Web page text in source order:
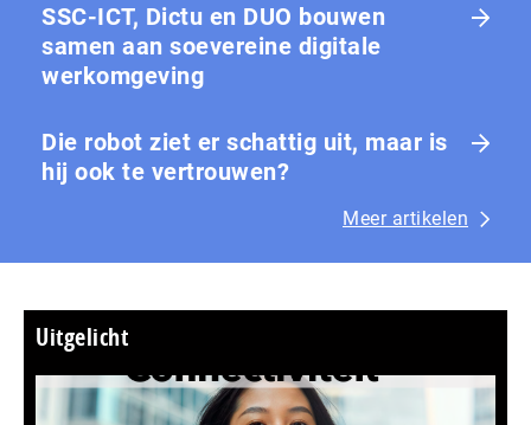
SSC-ICT, Dictu en DUO bouwen
samen aan soevereine digitale
werkomgeving
Die robot ziet er schattig uit, maar is
hij ook te vertrouwen?
Meer artikelen
Uitgelicht